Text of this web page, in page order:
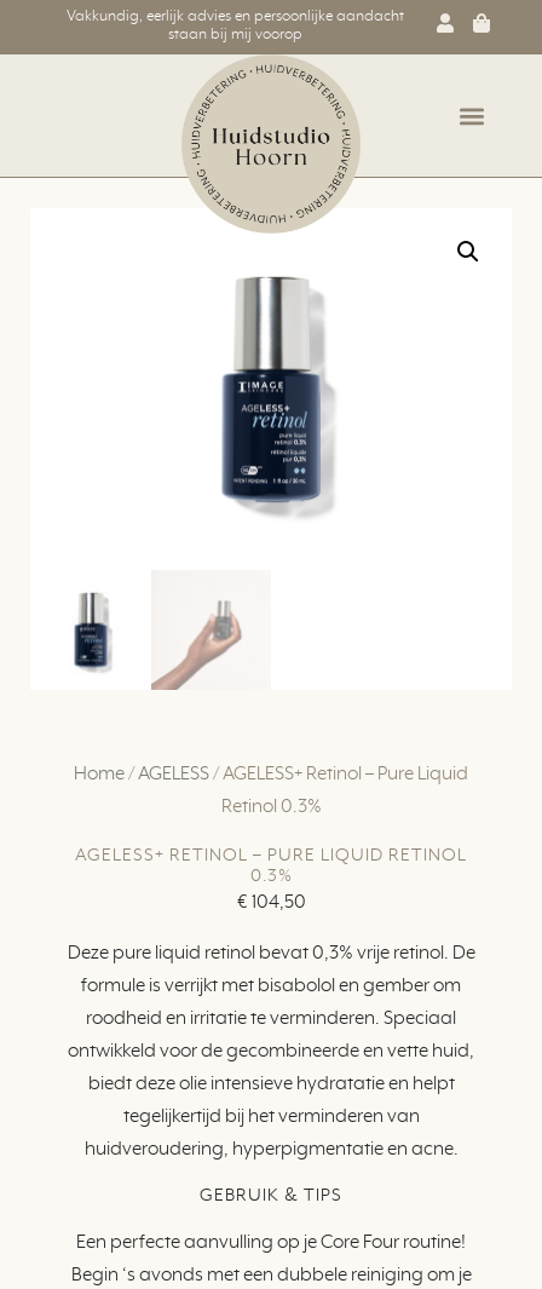
Vakkundig, eerlijk advies en persoonlijke aandacht
staan bij mij voorop
Home/AGELESS/ AGELESS+ Retinol – Pure Liquid
Retinol 0.3%
AGELESS+ RETINOL – PURE LIQUID RETINOL
0.3%
€ 104,50
Deze pure liquid retinol bevat 0,3% vrije retinol. De
formule is verrijkt met bisabolol en gember om
roodheid en irritatie te verminderen. Speciaal
ontwikkeld voor de gecombineerde en vette huid,
biedt deze olie intensieve hydratatie en helpt
tegelijkertijd bij het verminderen van
huidveroudering, hyperpigmentatie en acne.
GEBRUIK & TIPS
Een perfecte aanvulling op je Core Four routine!
Begin ‘s avonds met een dubbele reiniging om je